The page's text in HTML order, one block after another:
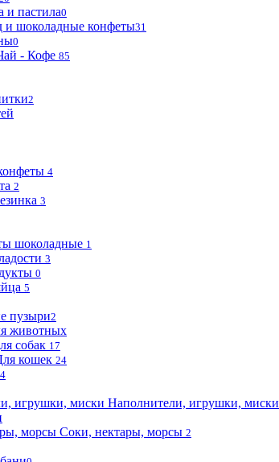
и пастила0
и шоколадные конфеты31
0
- Кофе 85
2
4
2
3
шоколадные 1
3
0
5
пузыри2
животных
собак 17
кошек 24
4
Наполнители, игрушки, миски
Соки, нектары, морсы 2